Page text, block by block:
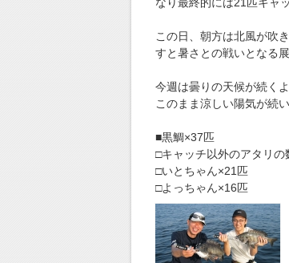
この日、朝方は北風が吹
すと暑さとの戦いとなる
今週は曇りの天候が続く
このまま涼しい陽気が続
■黒鯛×37匹
□キャッチ以外のアタリの
□いとちゃん×21匹
□よっちゃん×16匹